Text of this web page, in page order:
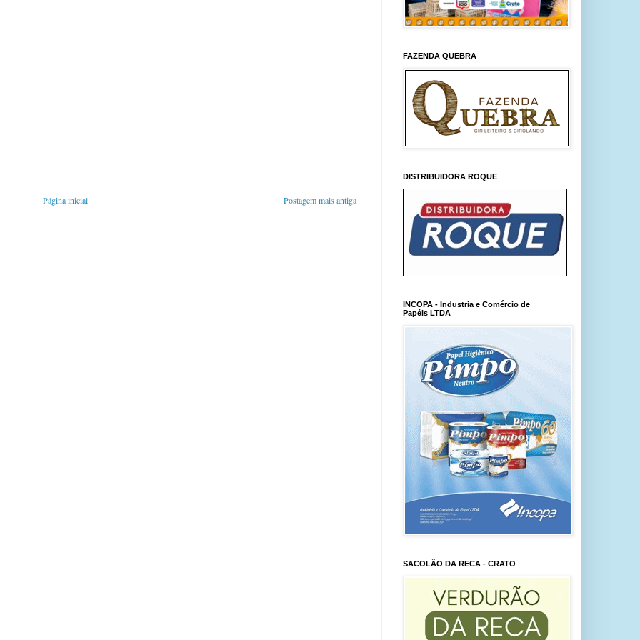
Postagem mais antiga
Página inicial
FAZENDA QUEBRA
DISTRIBUIDORA ROQUE
INCOPA - Industria e Comércio de
Papéis LTDA
SACOLÃO DA RECA - CRATO